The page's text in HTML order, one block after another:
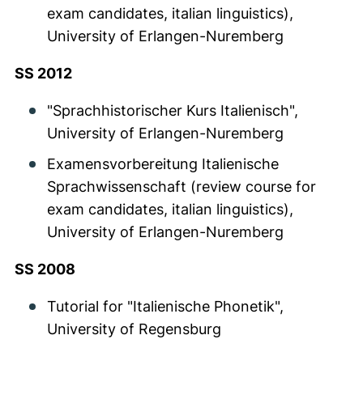
exam candidates, italian linguistics),
University of Erlangen-Nuremberg
SS 2012
"Sprachhistorischer Kurs Italienisch",
University of Erlangen-Nuremberg
Examensvorbereitung Italienische
Sprachwissenschaft (review course for
exam candidates, italian linguistics),
University of Erlangen-Nuremberg
SS 2008
Tutorial for "Italienische Phonetik",
University of Regensburg